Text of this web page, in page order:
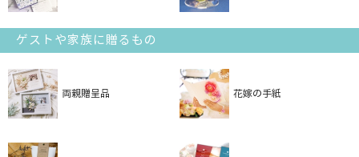
ゲストや家族に贈るもの
両親贈呈品 花嫁の手紙